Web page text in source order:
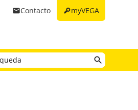
keymyVEGA
emailContacto